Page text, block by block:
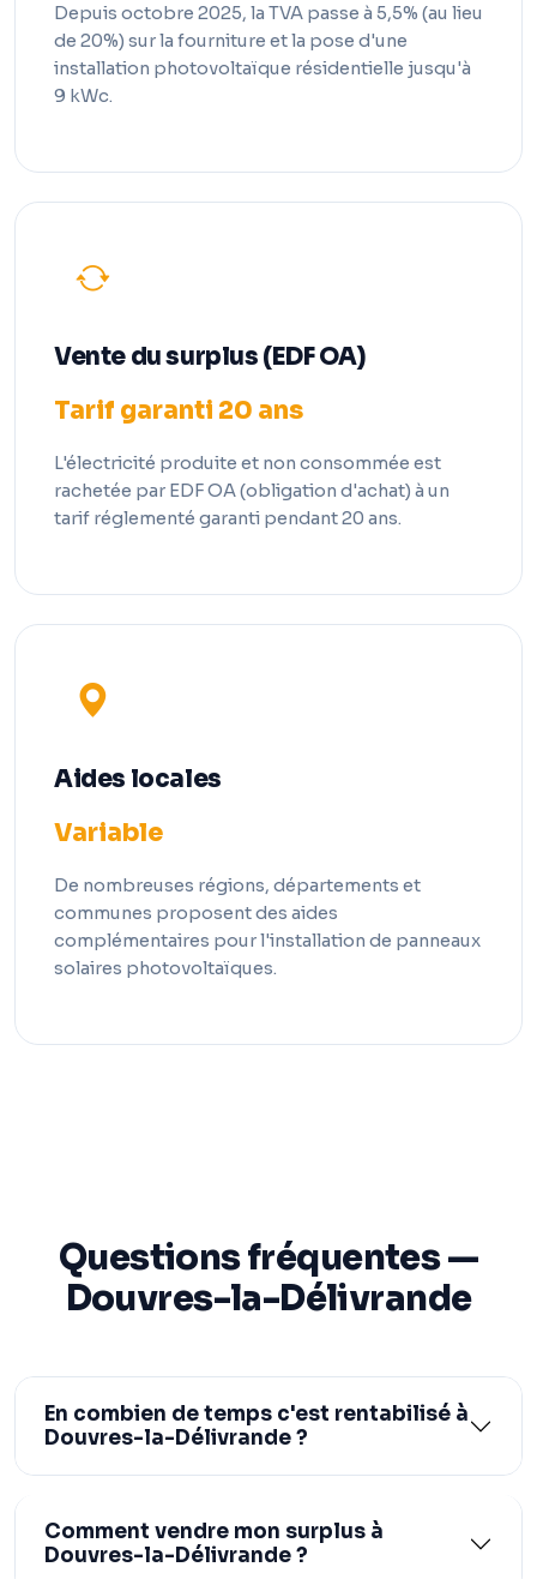
Depuis octobre 2025, la TVA passe à 5,5% (au lieu
de 20%) sur la fourniture et la pose d'une
installation photovoltaïque résidentielle jusqu'à
9 kWc.
Vente du surplus (EDF OA)
Tarif garanti 20 ans
L'électricité produite et non consommée est
rachetée par EDF OA (obligation d'achat) à un
tarif réglementé garanti pendant 20 ans.
Aides locales
Variable
De nombreuses régions, départements et
communes proposent des aides
complémentaires pour l'installation de panneaux
solaires photovoltaïques.
Questions fréquentes —
Douvres-la-Délivrande
En combien de temps c'est rentabilisé à
Douvres-la-Délivrande ?
Comment vendre mon surplus à
Douvres-la-Délivrande ?